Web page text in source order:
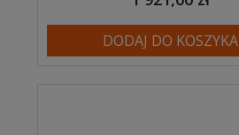
DODAJ DO KOSZYKA